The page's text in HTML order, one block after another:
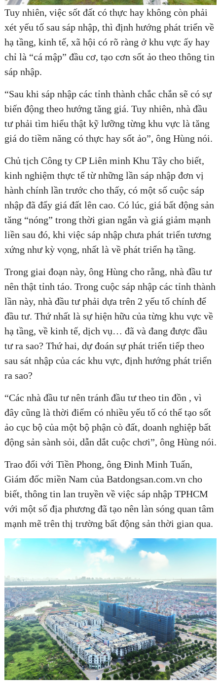
Tuy nhiên, việc sốt đất có thực hay không còn phải
xét yếu tố sau sáp nhập, thì định hướng phát triển về
hạ tầng, kinh tế, xã hội có rõ ràng ở khu vực ấy hay
chỉ là “cá mập” đầu cơ, tạo cơn sốt ảo theo thông tin
sáp nhập.
“Sau khi sáp nhập các tỉnh thành chắc chắn sẽ có sự
biến động theo hướng tăng giá. Tuy nhiên, nhà đầu
tư phải tìm hiểu thật kỹ lưỡng từng khu vực là tăng
giá do tiềm năng có thực hay sốt ảo”, ông Hùng nói.
Chủ tịch Công ty CP Liên minh Khu Tây cho biết,
kinh nghiệm thực tế từ những lần sáp nhập đơn vị
hành chính lần trước cho thấy, có một số cuộc sáp
nhập đã đẩy giá đất lên cao. Có lúc, giá bất động sản
tăng “nóng” trong thời gian ngắn và giá giảm mạnh
liền sau đó, khi việc sáp nhập chưa phát triển tương
xứng như kỳ vọng, nhất là về phát triển hạ tầng.
Trong giai đoạn này, ông Hùng cho rằng, nhà đầu tư
nên thật tỉnh táo. Trong cuộc sáp nhập các tỉnh thành
lần này, nhà đầu tư phải dựa trên 2 yếu tố chính để
đầu tư. Thứ nhất là sự hiện hữu của từng khu vực về
hạ tầng, về kinh tế, dịch vụ… đã và đang được đầu
tư ra sao? Thứ hai, dự đoán sự phát triển tiếp theo
sau sát nhập của các khu vực, định hướng phát triển
ra sao?
“Các nhà đầu tư nên tránh đầu tư theo tin đồn , vì
đây cũng là thời điểm có nhiều yếu tố có thể tạo sốt
ảo cục bộ của một bộ phận cò đất, doanh nghiệp bất
động sản sành sỏi, dẫn dắt cuộc chơi”, ông Hùng nói.
Trao đổi với Tiền Phong, ông Đinh Minh Tuấn,
Giám đốc miền Nam của Batdongsan.com.vn cho
biết, thông tin lan truyền về việc sáp nhập TPHCM
với một số địa phương đã tạo nên làn sóng quan tâm
mạnh mẽ trên thị trường bất động sản thời gian qua.